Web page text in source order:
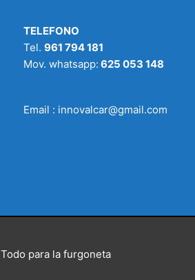
TELEFONO
Tel. 961 794 181
Mov. whatsapp: 625 053 148
Email : innovalcar@gmail.com
Todo para la furgoneta